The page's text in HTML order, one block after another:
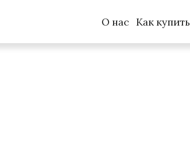
О нас Как купить